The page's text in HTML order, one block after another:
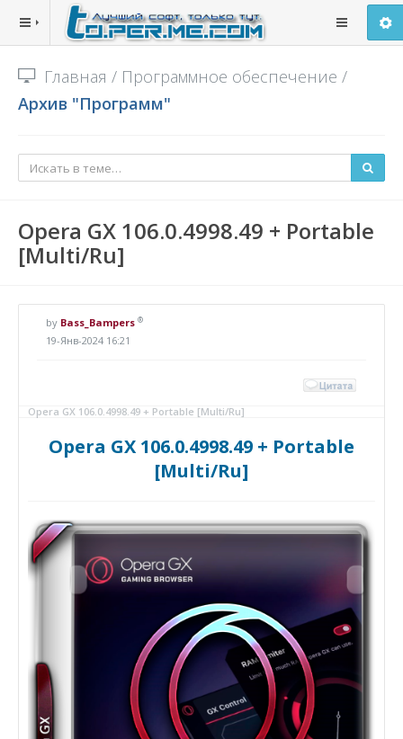
Главная / Программное обеспечение /
Архив "Программ"
Opera GX 106.0.4998.49 + Portable
[Multi/Ru]
by Bass_Bampers ®
19-Янв-2024 16:21
Opera GX 106.0.4998.49 + Portable [Multi/Ru]
Opera GX 106.0.4998.49 + Portable
[Multi/Ru]